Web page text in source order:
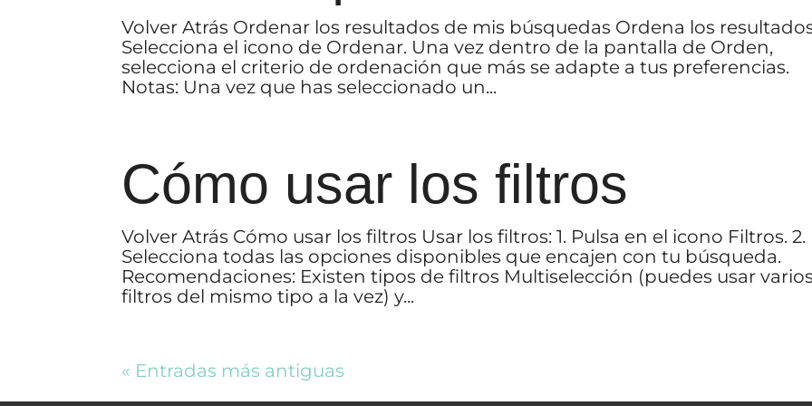
Volver Atrás Ordenar los resultados de mis búsquedas Ordena los
Selecciona el icono de Ordenar. Una vez dentro de la pantalla de Orden,
selecciona el criterio de ordenación que más se adapte a tus preferencias.
Notas: Una vez que has seleccionado un...
Cómo usar los filtros
Volver Atrás Cómo usar los filtros Usar los filtros: 1. Pulsa en el icono Filtros. 2.
Selecciona todas las opciones disponibles que encajen con tu búsqueda.
Recomendaciones: Existen tipos de filtros Multiselección (puedes usar
filtros del mismo tipo a la vez) y...
« Entradas más antiguas